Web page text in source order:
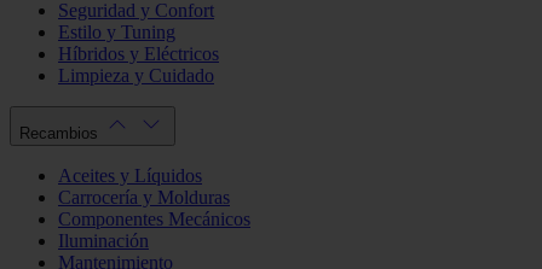
Seguridad y Confort
Estilo y Tuning
Híbridos y Eléctricos
Limpieza y Cuidado
Recambios
Aceites y Líquidos
Carrocería y Molduras
Componentes Mecánicos
Iluminación
Mantenimiento